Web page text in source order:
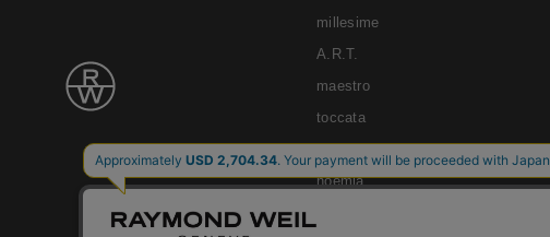
millesime
A.R.T.
maestro
toccata
tango
noemia